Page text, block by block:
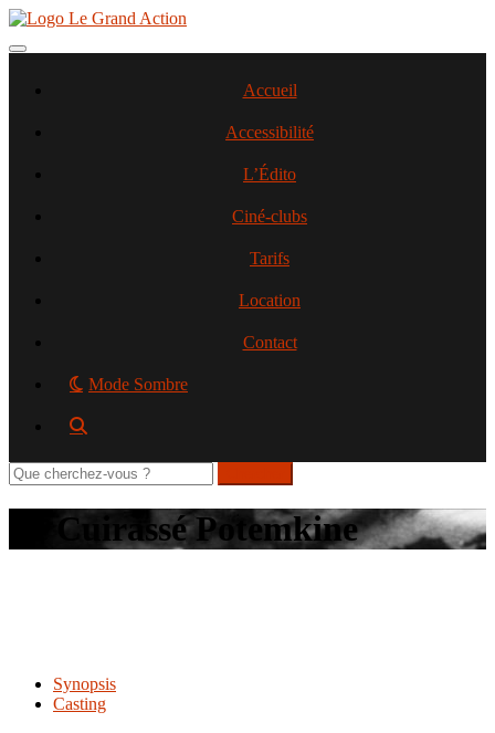
Aller
contenu
Toggle navigation
Accueil
Accessibilité
L’Édito
Ciné-clubs
Tarifs
Location
Contact
Mode Sombre
Rechercher
sur
le Le Cuirassé Potemkine
Synopsis
Casting